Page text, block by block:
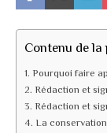
Contenu de la
Pourquoi faire
Rédaction et
Rédaction et
La